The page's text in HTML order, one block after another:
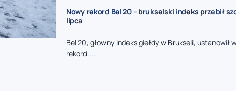
Nowy rekord Bel 20 – brukselski indeks przebił
lipca
Bel 20, główny indeks giełdy w Brukseli, ustanowił
rekord....